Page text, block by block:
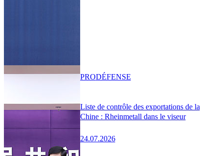
Liste de contrôle des exportations de la
Chine : Rheinmetall dans le viseur
24.07.2026
PRODÉFENSE